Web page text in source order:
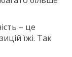
– це
їжі. Так